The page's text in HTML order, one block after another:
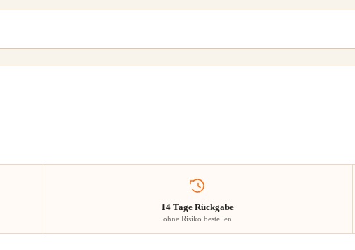
14 Tage Rückgabe
ohne Risiko bestellen